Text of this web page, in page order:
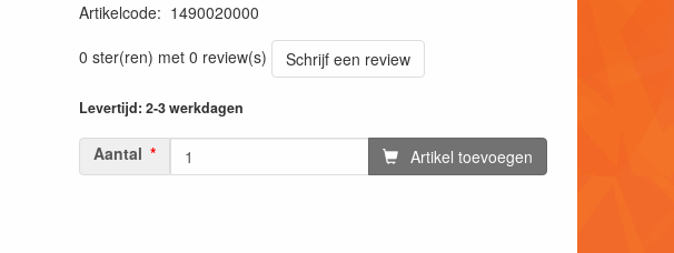
Artikelcode: 1490020000
0 ster(ren) met 0 review(s)
Schrijf een review
Levertijd: 2-3 werkdagen
Aantal Artikel toevoegen